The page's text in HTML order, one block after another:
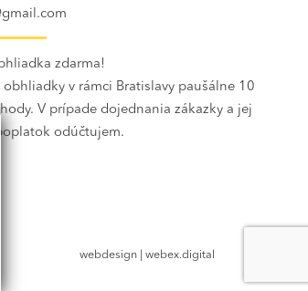
zdarma!
v rámci Bratislavy paušálne 10
V prípade dojednania zákazky a jej
odúčtujem.
webdesign webex.digital